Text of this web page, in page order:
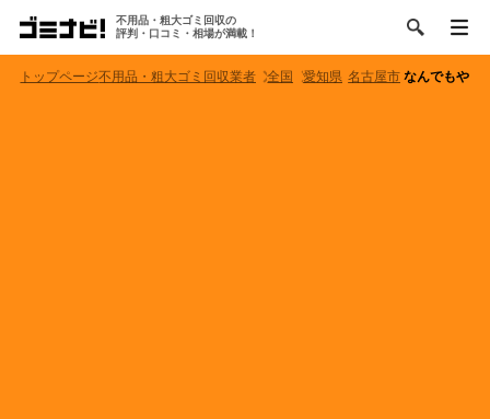
不用品・粗大ゴミ回収の
評判・口コミ・相場が満載！
トップページ不用品・粗大ゴミ回収業者 全国 愛知県 名古屋市 なんでもや